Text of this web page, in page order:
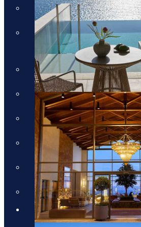
טיול מאורגן לדולומיטים
טיול טברנות באתונה עם אמנון
גופר
טירות ויין בגאורגיה
מונטנגרו - תרבות, טבע ויין
טיול מאורגן לדובאי - 5 ימים
טיול לסלוניקי וצפון יוון
טיול מאורגן לפלופונז
הטיול המקיף לסיציליה